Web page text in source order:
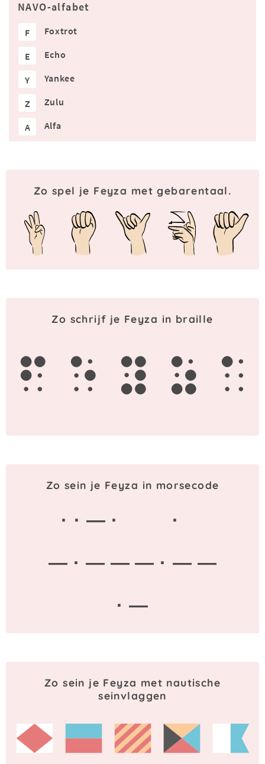
NAVO-alfabet
F Foxtrot
E Echo
Y Yankee
Z Zulu
A Alfa
Zo spel je Feyza met gebarentaal.
Zo schrijf je Feyza in braille
f e y z a
Zo sein je Feyza in morsecode
· · — ·
·
— · — — — · — —
· —
Zo sein je Feyza met nautische
seinvlaggen